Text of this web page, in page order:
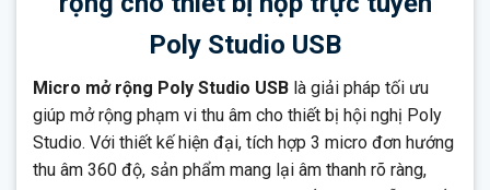
Thiết kế nhỏ gọn, cao cấp, đồng bộ với dòng thiết bị Poly
Studio USB/X50/X52/X70
video bar cao cấp của Poly
Cài đặt Plug & Play , tiết kiệm thời gian và chi phí triển khai
Poly Studio USB
Micro mở rộng Poly Studio USB là giải pháp tối ưu
giúp mở rộng phạm vi thu âm cho thiết bị hội nghị Poly
Studio. Với thiết kế hiện đại, tích hợp 3 micro đơn hướng
thu âm 360 độ, sản phẩm mang lại âm thanh rõ ràng,